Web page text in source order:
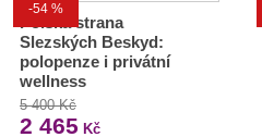
-54 %
Polská strana
Slezských Beskyd:
polopenze i privátní
wellness
5 400 Kč
2 465 Kč